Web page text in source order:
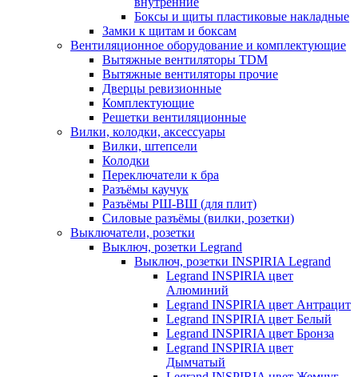
Боксы и щиты пластиковые накладные
Замки к щитам и боксам
Вентиляционное оборудование и комплектующие
Вытяжные вентиляторы TDM
Вытяжные вентиляторы прочие
Дверцы ревизионные
Комплектующие
Решетки вентиляционные
Вилки, колодки, аксессуары
Вилки, штепсели
Колодки
Переключатели к бра
Разъёмы каучук
Разъёмы РШ-ВШ (для плит)
Силовые разъёмы (вилки, розетки)
Выключатели, розетки
Выключ, розетки Legrand
Выключ, розетки INSPIRIA Legrand
Legrand INSPIRIA цвет
Алюминий
Legrand INSPIRIA цвет Антрацит
Legrand INSPIRIA цвет Белый
Legrand INSPIRIA цвет Бронза
Legrand INSPIRIA цвет
Дымчатый